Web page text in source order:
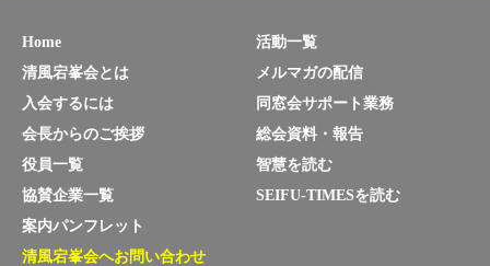
Home
清風宕峯会とは
入会するには
会長からのご挨拶
役員一覧
協賛企業一覧
活動一覧
メルマガの配信
同窓会サポート業務
総会資料・報告
智慧を読む
SEIFU-TIMESを読む
案内パンフレット
清風宕峯会へお問い合わせ